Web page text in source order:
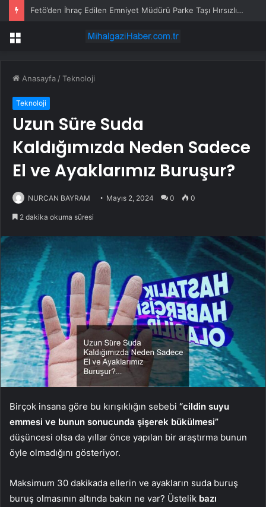
Fetö’den İhraç Edilen Emniyet Müdürü Parke Taşı Hırsızlığı Suçlamasıyla Gözaltına Alındı
Menü
Anasayfa /Teknoloji
Teknoloji
Uzun Süre Suda
Kaldığımızda Neden Sadece
El ve Ayaklarımız Buruşur?
NURCAN BAYRAM Mayıs 2, 2024 0 0
2 dakika okuma süresi
Birçok insana göre bu kırışıklığın sebebi “cildin suyu
emmesi ve bunun sonucunda şişerek bükülmesi”
düşüncesi olsa da yıllar önce yapılan bir araştırma bunun
öyle olmadığını gösteriyor.
Maksimum 30 dakikada ellerin ve ayakların suda buruş
buruş olmasının altında bakın ne var? Üstelik bazı